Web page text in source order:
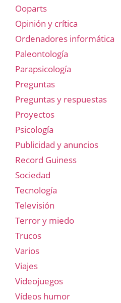
Ooparts
Opinión y crítica
Ordenadores informática
Paleontología
Parapsicología
Preguntas
Preguntas y respuestas
Proyectos
Psicología
Publicidad y anuncios
Record Guiness
Sociedad
Tecnología
Televisión
Terror y miedo
Trucos
Varios
Viajes
Videojuegos
Vídeos humor